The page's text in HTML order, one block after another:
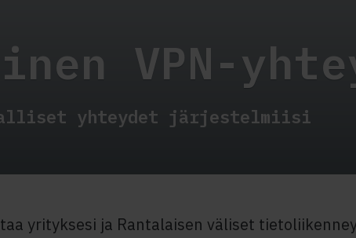
VPN-
yhteydet järjestelmiisi
yrityksesi ja Rantalaisen väliset